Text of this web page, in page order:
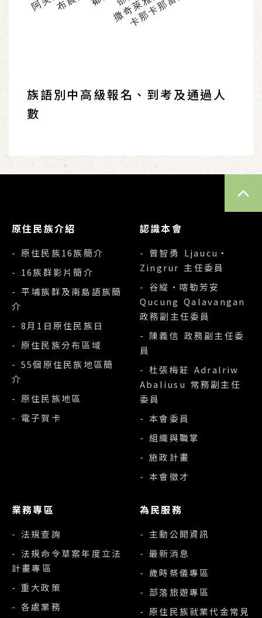
族語別中高級報名、到考及通過人
數
原住民族介紹
- 原住民族16族簡介
- 16族群影片簡介
- 平埔族群及南島語族簡
介
- 8月1日原住民族日
- 原住民族分布區域
- 55個原住民族地區簡
介
- 原住民族地區
- 電子賀卡
認識本會
- 曾智勇 Ljaucu‧
Zingrur 主任委員
- 谷縱‧喀勒芳安
Qucung Qalavangan
政務副主任委員
- 陳義信 政務副主任委
員
- 杜張梅莊 Adralriw
Abaliusu 常務副主任
委員
- 本會委員
- 組織與職掌
- 施政計畫
- 本會徵才
業務專區
- 法規查詢
- 法規命令草案年度立法
計畫專區
- 重大政策
- 各處業務
為民服務
- 主動公開資訊
- 最新消息
- 歲時祭儀專區
- 部落旅遊專區
- 原住民族就業代金常見